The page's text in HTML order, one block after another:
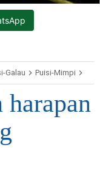
Galau Puisi-Mimpi